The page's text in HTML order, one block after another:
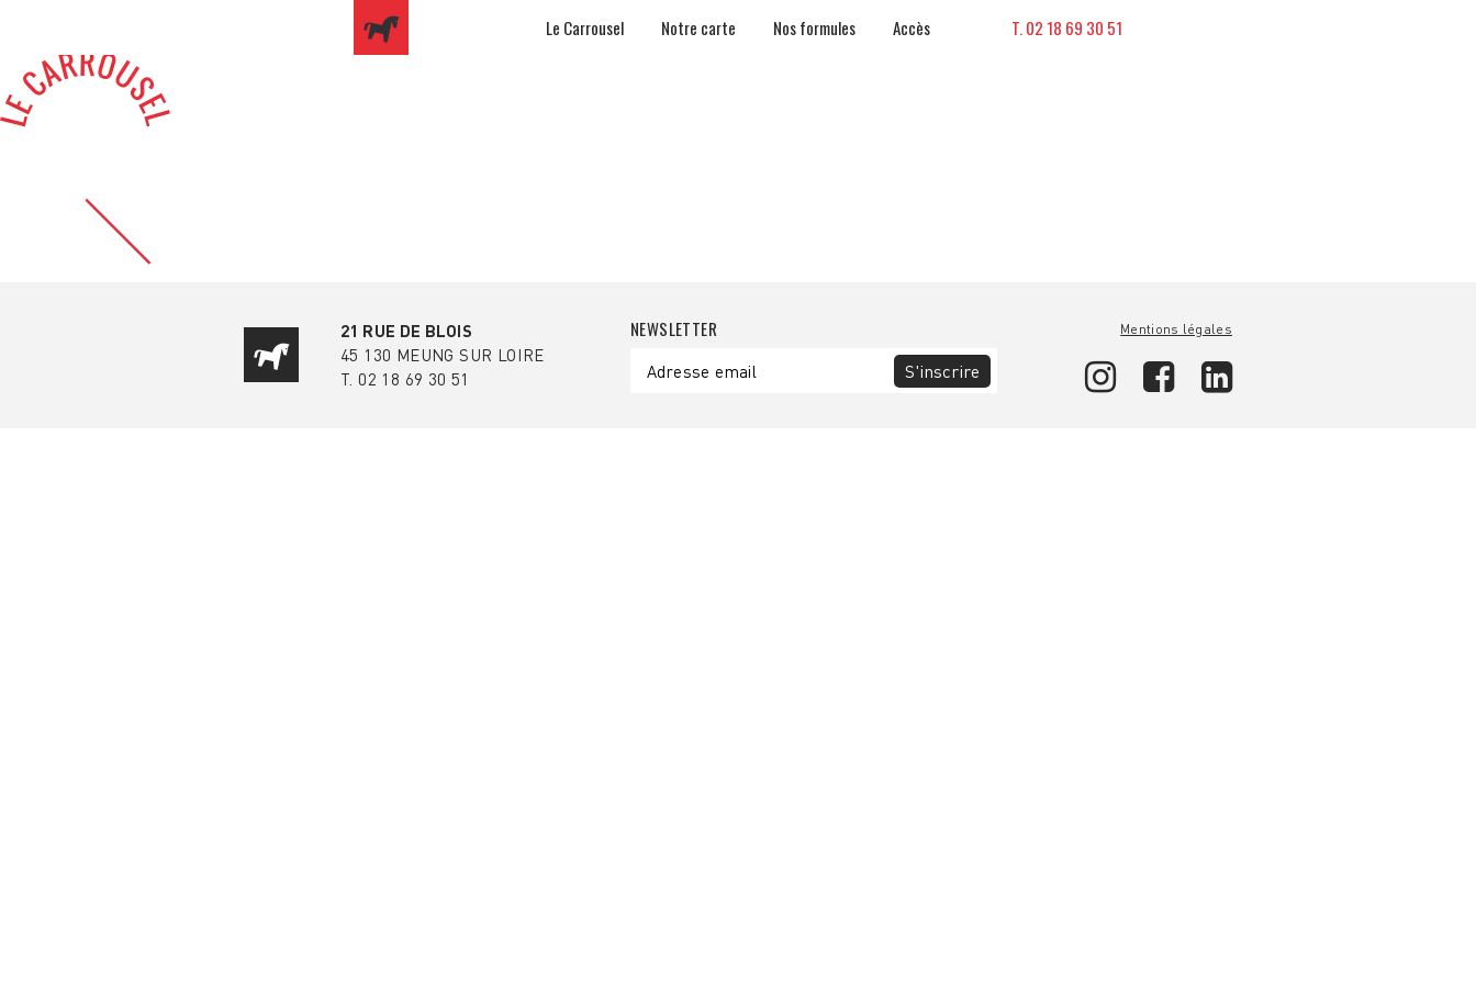
21 RUE DE BLOIS
45 130 MEUNG SUR LOIRE
T. 02 18 69 30 51
NEWSLETTER
S'inscrire
Mentions légales
Le Carrousel Notre carte Nos formules Accès T. 02 18 69 30 51